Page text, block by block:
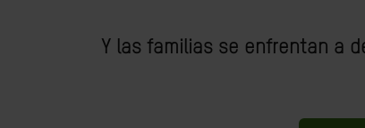
Y las familias se enfrentan a